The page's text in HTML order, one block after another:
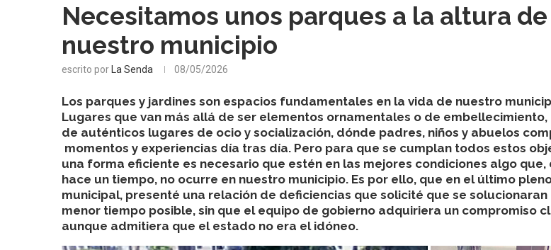
Necesitamos unos parques a la altura de
nuestro municipio
escrito por La Senda 08/05/2026
Los parques y jardines son espacios fundamentales en la vida de nuestro
Lugares que van más allá de ser elementos ornamentales o de embellecimiento,
de auténticos lugares de ocio y socialización, dónde padres, niños y abuelos
momentos y experiencias día tras día. Pero para que se cumplan todos estos
una forma eficiente es necesario que estén en las mejores condiciones algo que,
hace un tiempo, no ocurre en nuestro municipio. Es por ello, que en el último
municipal, presenté una relación de deficiencias que solicité que se solucionaran
menor tiempo posible, sin que el equipo de gobierno adquiriera un compromiso
aunque admitiera que el estado no era el idóneo.